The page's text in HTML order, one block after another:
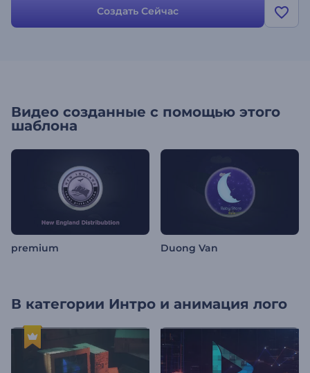
Создать Сейчас
Видео созданные с помощью этого
шаблона
premium Duong Van
В категории Интро и анимация лого